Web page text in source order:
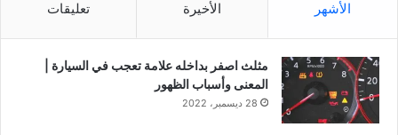
الأشهر الأخيرة تعليقات
مثلث اصفر بداخله علامة تعجب في السيارة |
المعنى وأسباب الظهور
28 ديسمبر، 2022